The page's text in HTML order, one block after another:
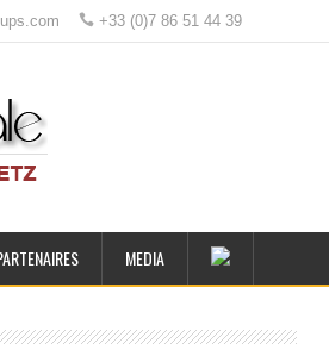
+33 (0)7 86 51 44 39
MEDIA